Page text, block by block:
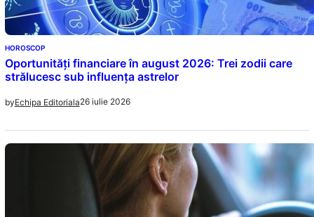
HOROSCOP
Oportunități financiare în august 2026: Trei zodii care
strălucesc sub influența astrelor
byEchipa Editoriala26 iulie 2026